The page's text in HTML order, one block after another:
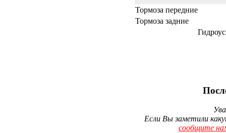
Тормоза передние
Тормоза задние
Если Вы заметили
сообщите